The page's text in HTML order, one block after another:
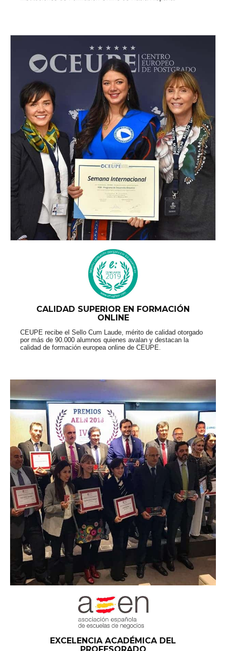
CALIDAD SUPERIOR EN FORMACIÓN
ONLINE
CEUPE recibe el Sello Cum Laude, mérito de calidad otorgado
por más de 90.000 alumnos quienes avalan y destacan la
calidad de formación europea online de CEUPE.
EXCELENCIA ACADÉMICA DEL